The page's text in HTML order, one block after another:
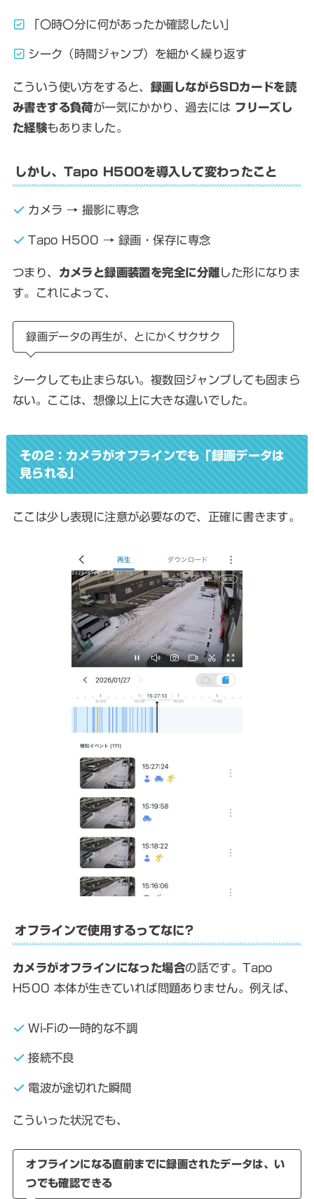
「〇時〇分に何があったか確認したい」
シーク（時間ジャンプ）を細かく繰り返す
こういう使い方をすると、 録画しながらSDカードを読
み書きする負荷が一気にかかり、過去には フリーズし
た経験もありました。
しかし、Tapo H500を導入して変わったこと
カメラ → 撮影に専念
Tapo H500 → 録画・保存に専念
つまり、 カメラと録画装置を完全に分離した形になりま
す。これによって、
録画データの再生が、とにかくサクサク
シークしても止まらない。複数回ジャンプしても固まら
ない。ここは、想像以上に大きな違いでした。
その2：カメラがオフラインでも「録画データは
見られる」
ここは少し表現に注意が必要なので、正確に書きます。
オフラインで使用するってなに?
カメラがオフラインになった場合の話です。Tapo
H500 本体が生きていれば問題ありません。例えば、
Wi-Fiの一時的な不調
接続不良
電波が途切れた瞬間
こういった状況でも、
オフラインになる直前までに録画されたデータは、い
つでも確認できる